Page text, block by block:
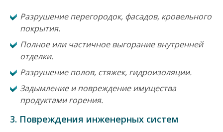
Разрушение перегородок, фасадов, кровельного
покрытия.
Полное или частичное выгорание внутренней
отделки.
Разрушение полов, стяжек, гидроизоляции.
Задымление и повреждение имущества
продуктами горения.
3. Повреждения инженерных систем